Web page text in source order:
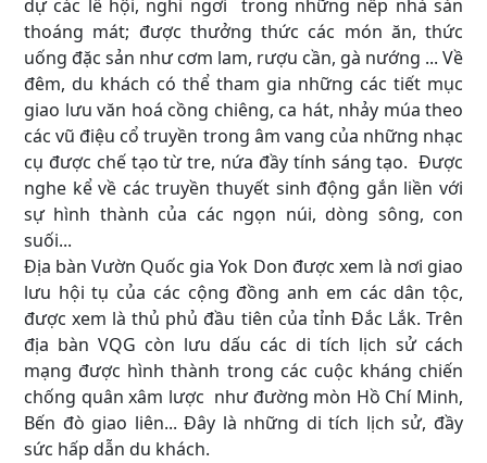
dự các lễ hội, nghỉ ngơi trong những nếp nhà sàn
thoáng mát; được thưởng thức các món ăn, thức
uống đặc sản như cơm lam, rượu cần, gà nướng ... Về
đêm, du khách có thể tham gia những các tiết mục
giao lưu văn hoá cồng chiêng, ca hát, nhảy múa theo
các vũ điệu cổ truyền trong âm vang của những nhạc
cụ được chế tạo từ tre, nứa đầy tính sáng tạo. Được
nghe kể về các truyền thuyết sinh động gắn liền với
sự hình thành của các ngọn núi, dòng sông, con
suối...
Địa bàn Vườn Quốc gia Yok Don được xem là nơi giao
lưu hội tụ của các cộng đồng anh em các dân tộc,
được xem là thủ phủ đầu tiên của tỉnh Đắc Lắk. Trên
địa bàn VQG còn lưu dấu các di tích lịch sử cách
mạng được hình thành trong các cuộc kháng chiến
chống quân xâm lược như đường mòn Hồ Chí Minh,
Bến đò giao liên... Đây là những di tích lịch sử, đầy
sức hấp dẫn du khách.